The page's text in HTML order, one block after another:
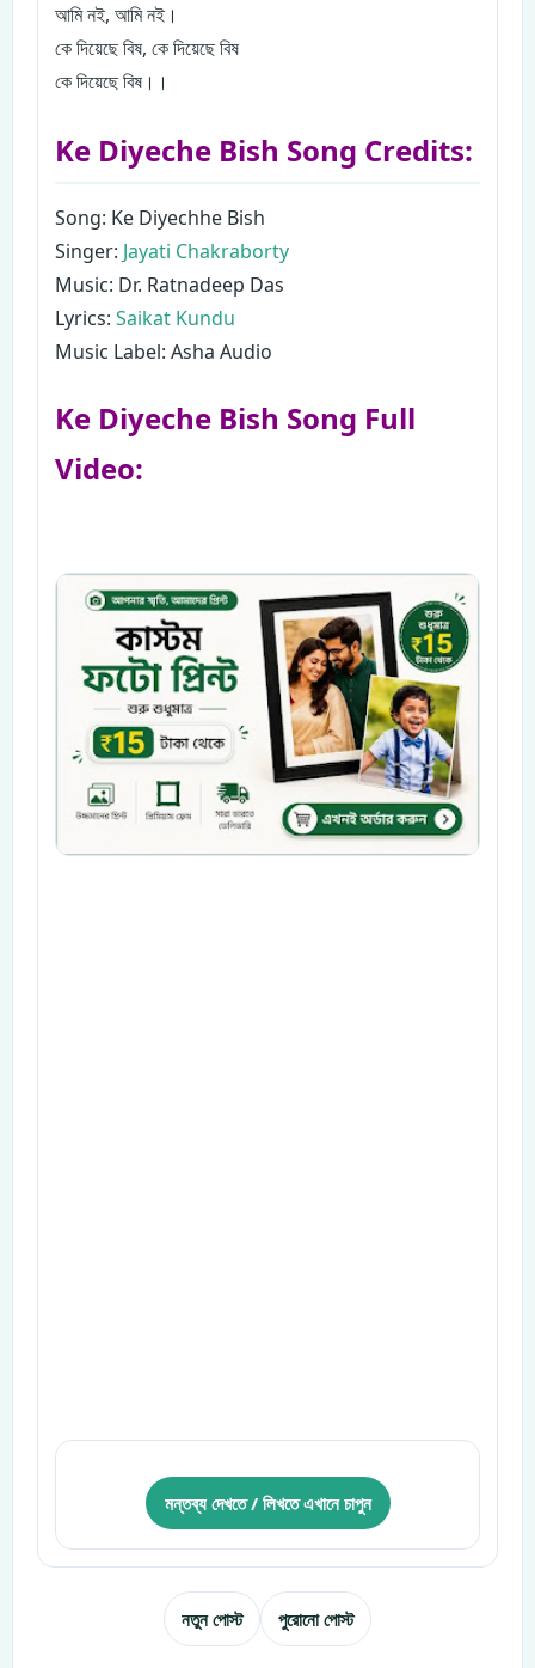
আমি নই, আমি নই।
কে দিয়েছে বিষ, কে দিয়েছে বিষ
কে দিয়েছে বিষ।।
Ke Diyeche Bish Song Credits:
Song: Ke Diyechhe Bish
Singer: Jayati Chakraborty
Music: Dr. Ratnadeep Das
Lyrics: Saikat Kundu
Music Label: Asha Audio
Ke Diyeche Bish Song Full
Video:
মন্তব্য দেখতে / লিখতে এখানে চাপুন
নতুন পোস্ট পুরোনো পোস্ট